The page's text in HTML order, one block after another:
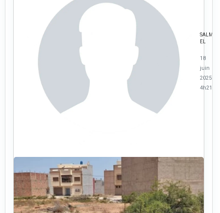
SALMA
EL
18
juin
2025 à
4h21